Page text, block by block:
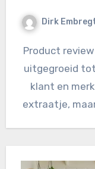
Dirk
Product review software is voor veel bedrijven
uitgegroeid
klant en
extraatje,